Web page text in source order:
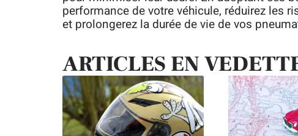
performance de votre véhicule, réduirez les
et prolongerez la durée de vie de vos
ARTICLES EN